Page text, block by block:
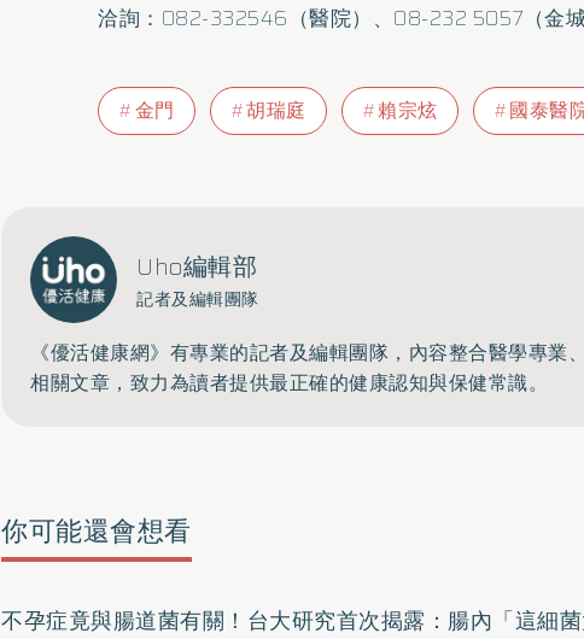
洽詢：082-332546（醫院）、08-232 5057（金
金門 胡瑞庭 賴宗炫 國泰醫
Uho編輯部
記者及編輯團隊
《優活健康網》有專業的記者及編輯團隊，內容整合醫學專業
相關文章，致力為讀者提供最正確的健康認知與保健常識。
你可能還會想看
不孕症竟與腸道菌有關！台大研究首次揭露：腸內「這細